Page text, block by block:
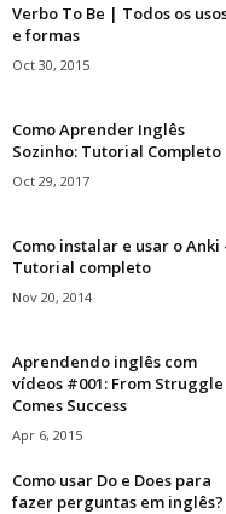
Verbo To Be | Todos os
e formas
Oct 30, 2015
Como Aprender Inglês
Sozinho: Tutorial Completo
Oct 29, 2017
Como instalar e usar o Anki
Tutorial completo
Nov 20, 2014
Aprendendo inglês com
vídeos #001: From Struggle
Comes Success
Apr 6, 2015
Como usar Do e Does para
fazer perguntas em inglês?